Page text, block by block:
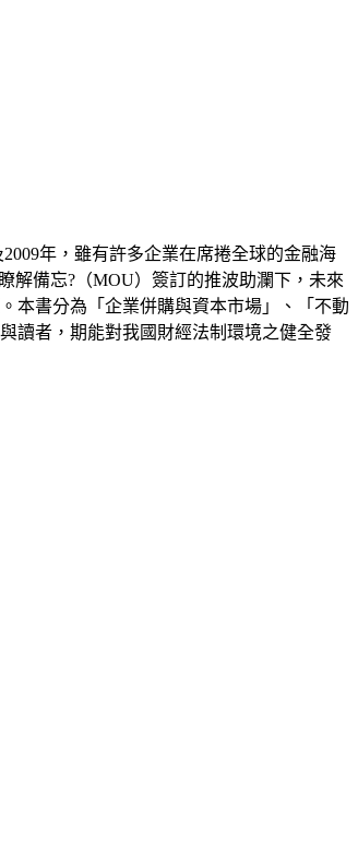
年，雖有許多企業在席捲全球的金融海
解備忘?（MOU）簽訂的推波助瀾下，未來
本書分為「企業併購與資本市場」、「不動
讀者，期能對我國財經法制環境之健全發